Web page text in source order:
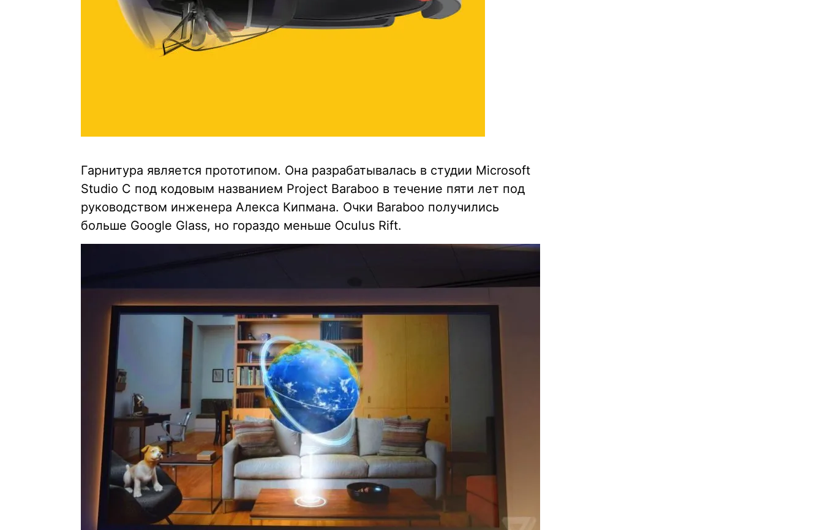
Гарнитура является прототипом. Она разрабатывалась в студии Microsoft
Studio C под кодовым названием Project Baraboo в течение пяти лет под
руководством инженера Алекса Кипмана. Очки Baraboo получились
больше Google Glass, но гораздо меньше Oculus Rift.